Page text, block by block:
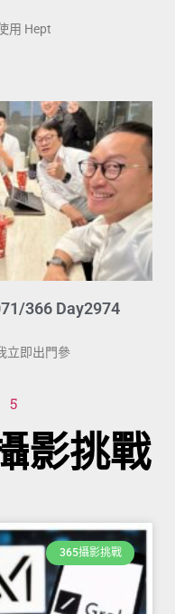
用 Hept
366 Day2974
立即出門參
5
影挑戰
365攝影挑戰